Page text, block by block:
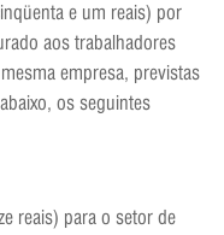
e um reais) por
aos trabalhadores
empresa, previstas
os seguintes
reais) para o setor de